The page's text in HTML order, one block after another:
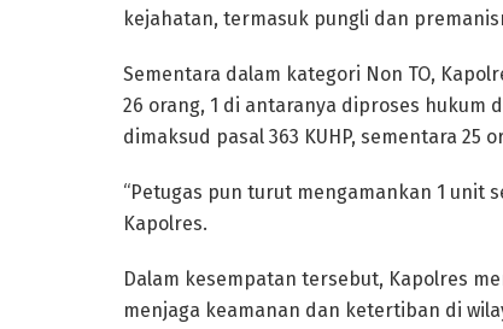
kejahatan, termasuk pungli dan
Sementara dalam kategori Non TO,
26 orang, 1 di antaranya diproses hukum
dimaksud pasal 363 KUHP, sementara 25
“Petugas pun turut mengamankan 1 unit
Kapolres.
Dalam kesempatan tersebut, Kapolres
menjaga keamanan dan ketertiban di